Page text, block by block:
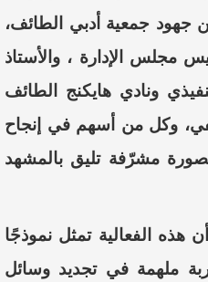
جهود جمعية أدبي الطائف،
مجلس الإدارة ، والأستاذ
ونادي هايكنج الطائف
وكل من أسهم في إنجاح
مشرّفة تليق بالمشهد
هذه الفعالية تمثل نموذجًا
ملهمة في تجديد وسائل